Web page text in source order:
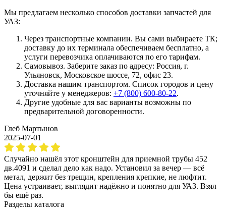
Мы предлагаем несколько способов доставки запчастей для
УАЗ:
Через транспортные компании. Вы сами выбираете ТК;
доставку до их терминала обеспечиваем бесплатно, а
услуги перевозчика оплачиваются по его тарифам.
Самовывоз. Заберите заказ по адресу: Россия, г.
Ульяновск, Московское шоссе, 72, офис 23.
Доставка нашим транспортом. Список городов и цену
уточняйте у менеджеров: +7 (800) 600-80-22.
Другие удобные для вас варианты возможны по
предварительной договоренности.
Глеб Мартынов
2025-07-01
Случайно нашёл этот кронштейн для приемной трубы 452
дв.4091 и сделал дело как надо. Установил за вечер — всё
метал, держит без трещин, крепления крепкие, не люфтит.
Цена устраивает, выглядит надёжно и понятно для УАЗ. Взял
бы ещё раз.
Разделы каталога